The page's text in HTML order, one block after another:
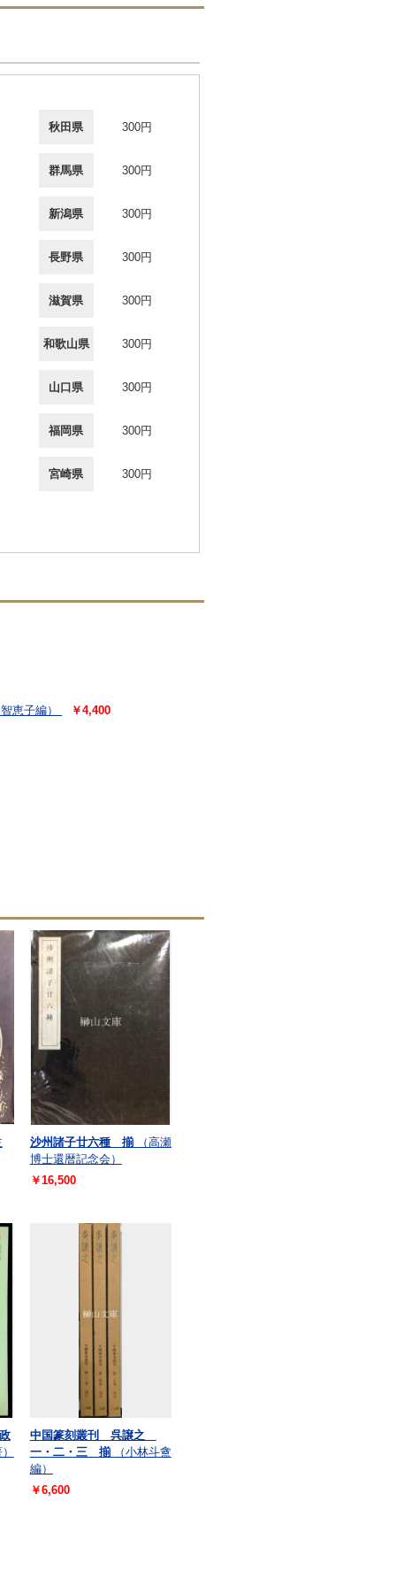
秋田県 300円
群馬県 300円
新潟県 300円
長野県 300円
滋賀県 300円
和歌山県 300円
山口県 300円
福岡県 300円
宮崎県 300円
恵子編）
￥4,400
沙州諸子廿六種 揃
（高瀬
博士還暦記念会）
￥16,500
中国篆刻叢刊 呉譲之
一・二・三 揃
（小林斗盦
編）
￥6,600